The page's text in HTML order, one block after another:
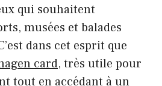
qui souhaitent
musées et balades
dans cet esprit que
card, très utile pour
tout en accédant à un